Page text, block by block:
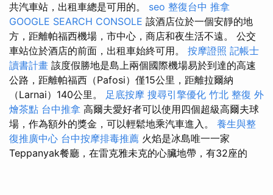
共汽車站，出租車總是可用的。 seo 整復台中 推拿
GOOGLE SEARCH CONSOLE 該酒店位於一個安靜的地
方，距離帕福西機場，市中心，商店和夜生活不遠。 公交
車站位於酒店的前面，出租車始終可用。 按摩證照 記帳士
讀書計畫 該度假勝地是島上兩個國際機場易於到達的高速
公路，距離帕福西（Pafosi）僅15公里，距離拉爾納
（Larnai）140公里。 足底按摩 搜尋引擎優化 竹北 整復 外
燴茶點 台中推拿 高爾夫愛好者可以使用四個超級高爾夫球
場，作為額外的獎金，可以輕鬆地乘汽車進入。 養生與整
復推廣中心 台中按摩排毒推薦 火焰是冰島唯一一家
Teppanyak餐廳，在雷克雅未克的心臟地帶，有32座的